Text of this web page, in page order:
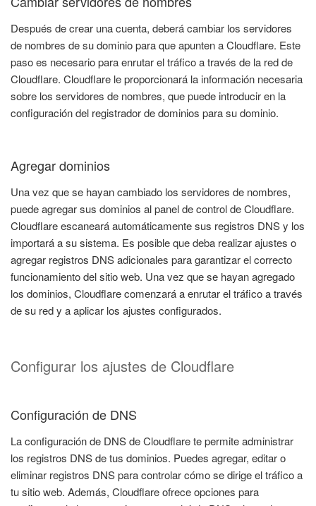
Después de crear una cuenta, deberá cambiar los servidores
de nombres de su dominio para que apunten a Cloudflare. Este
paso es necesario para enrutar el tráfico a través de la red de
Cloudflare. Cloudflare le proporcionará la información necesaria
sobre los servidores de nombres, que puede introducir en la
configuración del registrador de dominios para su dominio.
Agregar dominios
Una vez que se hayan cambiado los servidores de nombres,
puede agregar sus dominios al panel de control de Cloudflare.
Cloudflare escaneará automáticamente sus registros DNS y los
importará a su sistema. Es posible que deba realizar ajustes o
agregar registros DNS adicionales para garantizar el correcto
funcionamiento del sitio web. Una vez que se hayan agregado
los dominios, Cloudflare comenzará a enrutar el tráfico a través
de su red y a aplicar los ajustes configurados.
Configurar los ajustes de Cloudflare
Configuración de DNS
La configuración de DNS de Cloudflare te permite administrar
los registros DNS de tus dominios. Puedes agregar, editar o
eliminar registros DNS para controlar cómo se dirige el tráfico a
tu sitio web. Además, Cloudflare ofrece opciones para